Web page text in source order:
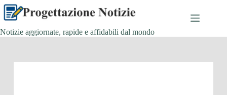
Salta
contenuto
Notizie aggiornate, rapide e affidabili dal mondo